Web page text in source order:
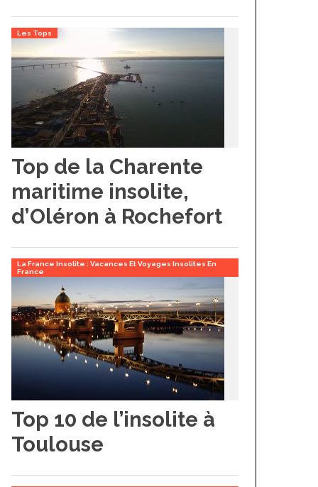
Les Tops
Top de la Charente
maritime insolite,
d’Oléron à Rochefort
La France Insolite : Vacances Et Voyages Insolites En
France
Top 10 de l’insolite à
Toulouse